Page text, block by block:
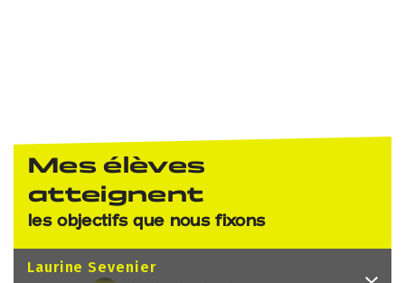
Mes élèves
atteignent
les objectifs que nous fixons
Laurine Sevenier